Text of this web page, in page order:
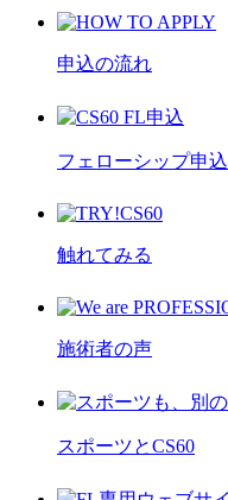
申込の流れ
フェローシップ申込
触れてみる
施術者の声
スポーツとCS60